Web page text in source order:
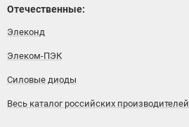
Отечественные:
Элеконд
Элеком-ПЭК
Силовые диоды
Весь каталог российских производителей